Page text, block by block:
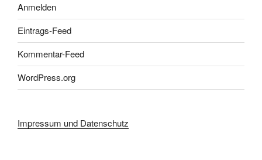
Anmelden
Eintrags-Feed
Kommentar-Feed
WordPress.org
Impressum und Datenschutz